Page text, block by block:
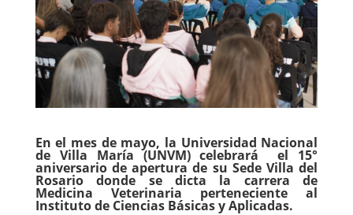
En el mes de mayo, la Universidad Nacional
de Villa María (UNVM) celebrará el 15°
aniversario de apertura de su Sede Villa del
Rosario donde se dicta la carrera de
Medicina Veterinaria perteneciente al
Instituto de Ciencias Básicas y Aplicadas.